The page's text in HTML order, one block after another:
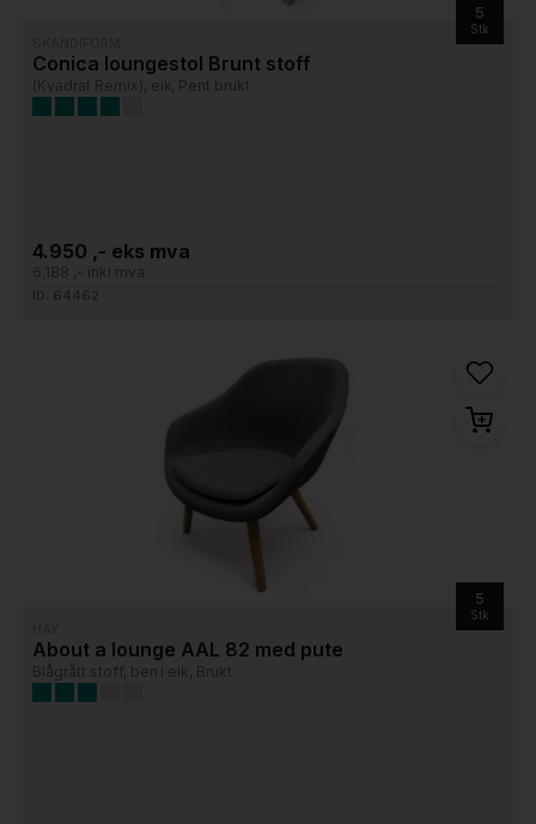
5
Stk
Conica loungestol Brunt stoff
(Kvadrat Remix), eik, Pent brukt
4.950 ,- eks mva
6.188 ,- inkl mva
ID: 64462
5
Stk
About a lounge AAL 82 med pute
Blågrått stoff, ben i eik, Brukt